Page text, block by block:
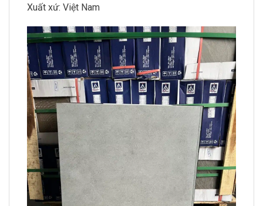
Xuất xứ: Việt Nam